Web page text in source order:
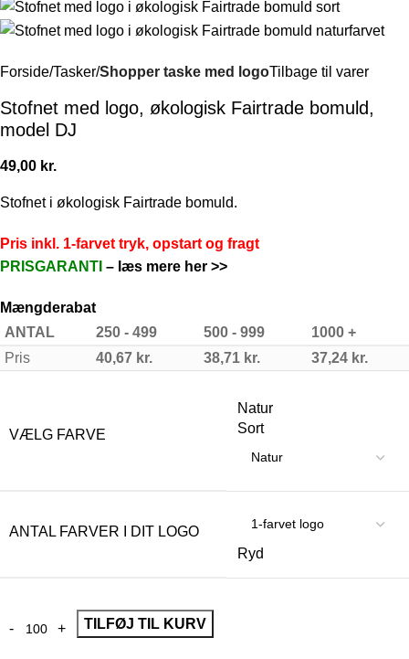
Forside Tasker Shopper taske med logoTilbage til varer
Stofnet med logo, økologisk Fairtrade bomuld,
model DJ
49,00 kr.
Stofnet i økologisk Fairtrade bomuld.
Pris inkl. 1-farvet tryk, opstart og fragt
PRISGARANTI – læs mere her >>
Mængderabat
ANTAL
250 - 499 500 - 999
1000 +
Pris
40,67 kr. 38,71 kr. 37,24 kr.
VÆLG FARVE
Natur
Sort
ANTAL FARVER I DIT LOGO
Ryd
TILFØJ TIL KURV